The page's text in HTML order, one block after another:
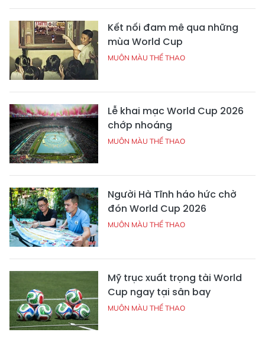
Kết nối đam mê qua những
mùa World Cup
MUÔN MÀU THỂ THAO
Lễ khai mạc World Cup 2026
chớp nhoáng
MUÔN MÀU THỂ THAO
Người Hà Tĩnh háo hức chờ
đón World Cup 2026
MUÔN MÀU THỂ THAO
Mỹ trục xuất trọng tài World
Cup ngay tại sân bay
MUÔN MÀU THỂ THAO